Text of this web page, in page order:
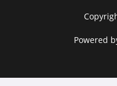
Powered